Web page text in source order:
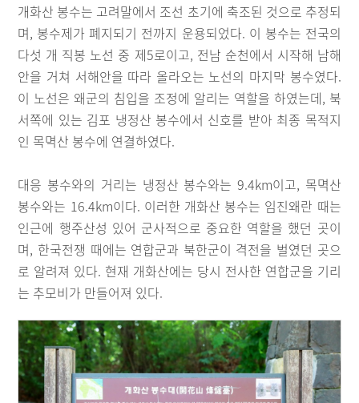
개화산 봉수는 고려말에서 조선 초기에 축조된 것으로 추정되
며, 봉수제가 폐지되기 전까지 운용되었다. 이 봉수는 전국의
다섯 개 직봉 노선 중 제5로이고, 전남 순천에서 시작해 남해
안을 거쳐 서해안을 따라 올라오는 노선의 마지막 봉수였다.
이 노선은 왜군의 침입을 조정에 알리는 역할을 하였는데, 북
서쪽에 있는 김포 냉정산 봉수에서 신호를 받아 최종 목적지
인 목멱산 봉수에 연결하였다.
대응 봉수와의 거리는 냉정산 봉수와는 9.4km이고, 목멱산
봉수와는 16.4km이다. 이러한 개화산 봉수는 임진왜란 때는
인근에 행주산성 있어 군사적으로 중요한 역할을 했던 곳이
며, 한국전쟁 때에는 연합군과 북한군이 격전을 벌였던 곳으
로 알려져 있다. 현재 개화산에는 당시 전사한 연합군을 기리
는 추모비가 만들어져 있다.